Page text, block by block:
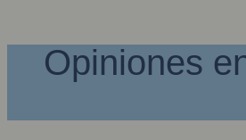
Opiniones